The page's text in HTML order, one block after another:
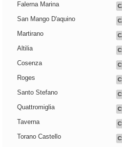
Falerna Marina
San Mango D'aquino
Martirano
Altilia
Cosenza
Roges
Santo Stefano
Quattromiglia
Taverna
Torano Castello